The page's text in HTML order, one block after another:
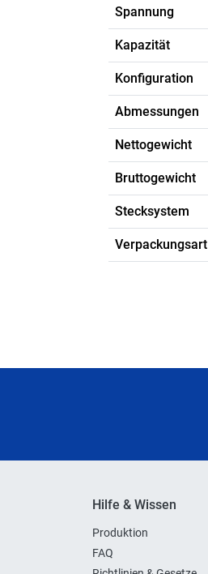
Spannung
Kapazität
Konfiguration
Abmessungen
Nettogewicht
Bruttogewicht
Stecksystem
Verpackungsart
Hilfe & Wissen
Produktion
FAQ